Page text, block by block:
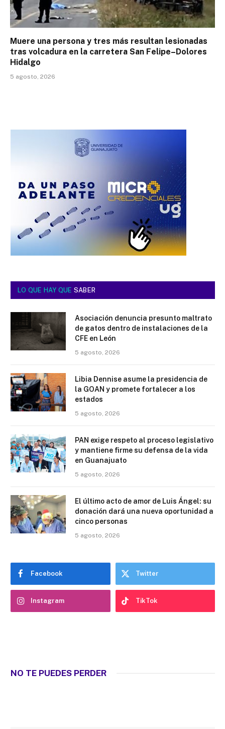
Muere una persona y tres más resultan lesionadas
tras volcadura en la carretera San Felipe–Dolores
Hidalgo
5 agosto, 2026
LO QUE HAY QUE SABER
Asociación denuncia presunto maltrato
de gatos dentro de instalaciones de la
CFE en León
5 agosto, 2026
Libia Dennise asume la presidencia de
la GOAN y promete fortalecer a los
estados
5 agosto, 2026
PAN exige respeto al proceso legislativo
y mantiene firme su defensa de la vida
en Guanajuato
5 agosto, 2026
El último acto de amor de Luis Ángel: su
donación dará una nueva oportunidad a
cinco personas
5 agosto, 2026
Facebook Twitter
Instagram TikTok
NO TE PUEDES PERDER